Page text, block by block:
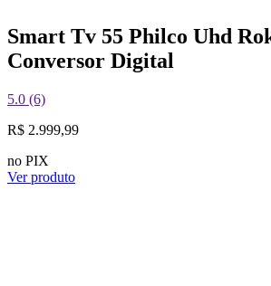
Smart Tv 55 Philco Uhd
Conversor Digital
5.0 (6)
R$ 2.999,99
no PIX
Ver produto